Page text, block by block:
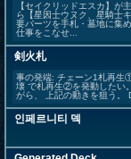
【セイクリッドエスカ】が
ら【星因士ウヌク、星騎士
要パーツを手札・墓地に集
仕事をこなせ...
剣火札
事の発端: チェーン1札再
壊 で札再生②を発動したい
がら、 上記の動きを狙う。
인페르니티 덱